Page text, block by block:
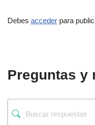
Debes acceder para
Preguntas y